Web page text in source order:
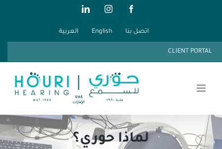
Facebook
Instagram
LinkedIn
اتصل بنا English العربية
CLIENT PORTAL
لماذا حوري؟